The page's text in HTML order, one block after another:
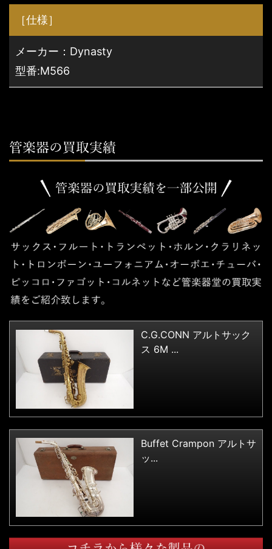
［仕様］
メーカー：Dynasty
型番:M566
C.G.CONN アルトサック
ス 6M ...
Buffet Crampon アルトサ
ッ...